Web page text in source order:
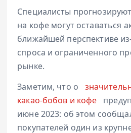
Специалисты
на кофе могут оставаться
ближайшей перспективе
спроса и ограниченного
рынке.
Заметим, что о
какао-бобов и кофе
июне 2023: об этом
покупателей один из